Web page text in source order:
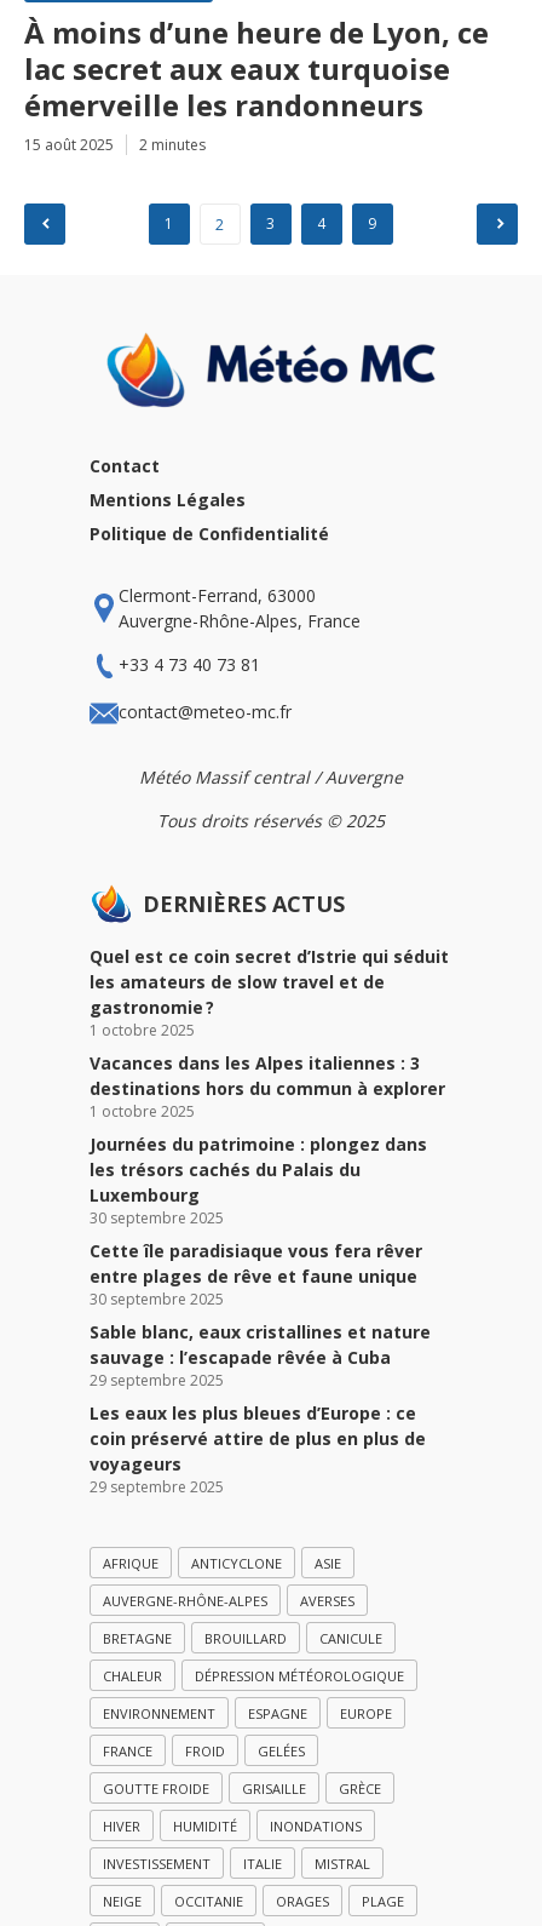
À moins d’une heure de Lyon, ce
lac secret aux eaux turquoise
émerveille les randonneurs
15 août 2025 2 minutes
Pagination
publications
1 2 3 4 9
Contact
Mentions Légales
Politique de Confidentialité
Clermont-Ferrand, 63000
Auvergne-Rhône-Alpes, France
+33 4 73 40 73 81
contact@meteo-mc.fr
Météo Massif central / Auvergne
Tous droits réservés © 2025
DERNIÈRES ACTUS
Quel est ce coin secret d’Istrie qui séduit
les amateurs de slow travel et de
gastronomie ?
1 octobre 2025
Vacances dans les Alpes italiennes : 3
destinations hors du commun à explorer
1 octobre 2025
Journées du patrimoine : plongez dans
les trésors cachés du Palais du
Luxembourg
30 septembre 2025
Cette île paradisiaque vous fera rêver
entre plages de rêve et faune unique
30 septembre 2025
Sable blanc, eaux cristallines et nature
sauvage : l’escapade rêvée à Cuba
29 septembre 2025
Les eaux les plus bleues d’Europe : ce
coin préservé attire de plus en plus de
voyageurs
29 septembre 2025
AFRIQUE ANTICYCLONE ASIE
AUVERGNE-RHÔNE-ALPES AVERSES
BRETAGNE BROUILLARD CANICULE
CHALEUR DÉPRESSION MÉTÉOROLOGIQUE
ENVIRONNEMENT ESPAGNE EUROPE
FRANCE FROID GELÉES
GOUTTE FROIDE GRISAILLE GRÈCE
HIVER HUMIDITÉ INONDATIONS
INVESTISSEMENT ITALIE MISTRAL
NEIGE OCCITANIE ORAGES PLAGE